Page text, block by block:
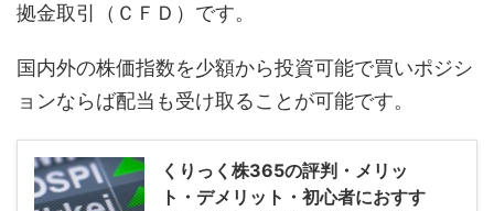
拠金取引（ＣＦＤ）です。
国内外の株価指数を少額から投資可能で買いポジシ
ョンならば配当も受け取ることが可能です。
くりっく株365の評判・メリッ
ト・デメリット・初心者におすす